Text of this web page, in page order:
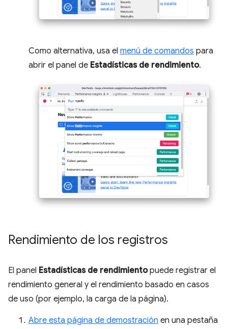
Como alternativa, usa el menú de comandos para
abrir el panel de Estadísticas de rendimiento.
Rendimiento de los registros
El panel Estadísticas de rendimientopuede registrar el
rendimiento general y el rendimiento basado en casos
de uso (por ejemplo, la carga de la página).
Abre esta página de demostración en una pestaña